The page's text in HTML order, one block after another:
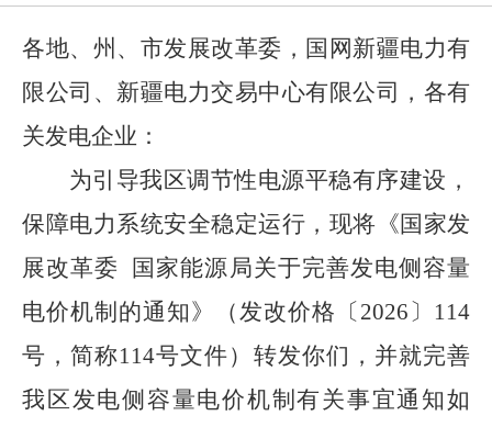
各地、州、市发展改革委，国网新疆电力有
限公司、新疆电力交易中心有限公司，各有
关发电企业：
为引导我区调节性电源平稳有序建设，
保障电力系统安全稳定运行，现将《国家发
展改革委
国家能源局关于完善发电侧容量
电价机制的通知》（发改价格〔 2026 〕 114
号，简称114号文件）转发你们，并就完善
我区发电侧容量电价机制有关事宜通知如